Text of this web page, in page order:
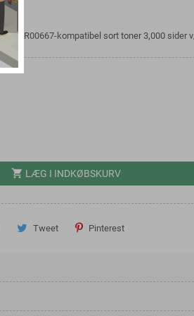
/113R00667-kompatibel sort toner 3,000 sider
shopping_cart LÆG I INDKØBSKURV
Tweet Pinterest